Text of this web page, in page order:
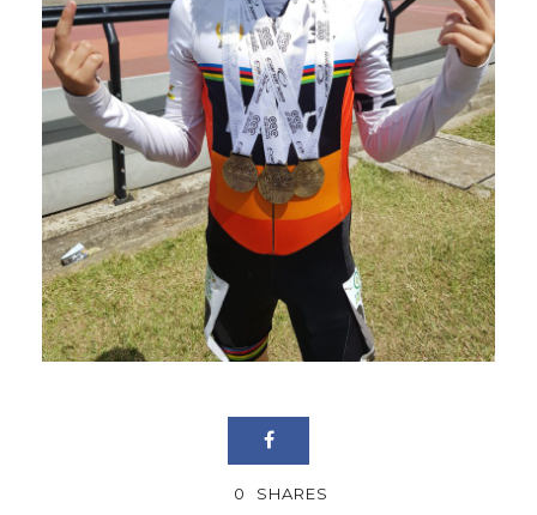
0 SHARES